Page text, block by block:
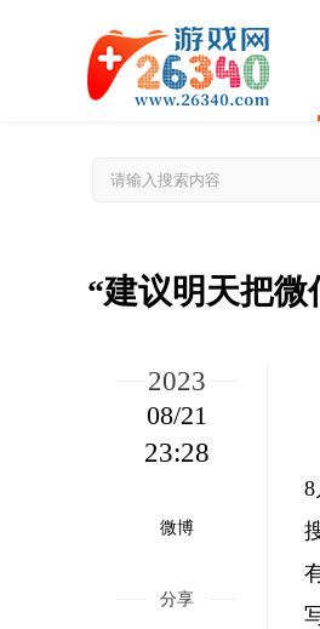
“建议明天把微
2023
08/21
23:28
微博
分享